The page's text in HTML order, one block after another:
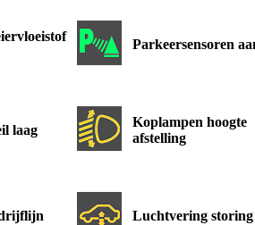
Parkeersensoren
laag
Koplampen hoogte
afstelling
Luchtvering storing